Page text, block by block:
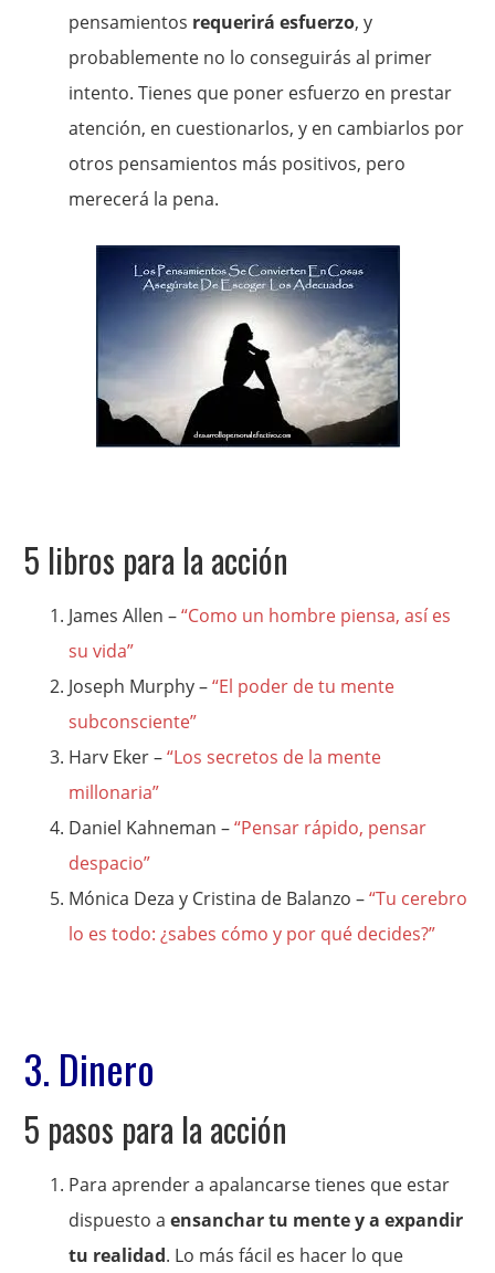
pensamientos requerirá esfuerzo, y
probablemente no lo conseguirás al primer
intento. Tienes que poner esfuerzo en prestar
atención, en cuestionarlos, y en cambiarlos por
otros pensamientos más positivos, pero
merecerá la pena.
5 libros para la acción
James Allen –“Como un hombre piensa, así es
su vida”
Joseph Murphy –“El poder de tu mente
subconsciente”
Harv Eker –“Los secretos de la mente
millonaria”
Daniel Kahneman –“Pensar rápido, pensar
despacio”
Mónica Deza y Cristina de Balanzo –“Tu cerebro
lo es todo: ¿sabes cómo y por qué decides?”
3. Dinero
5 pasos para la acción
Para aprender a apalancarse tienes que estar
dispuesto aensanchar tu mente y a expandir
tu realidad. Lo más fácil es hacer lo que